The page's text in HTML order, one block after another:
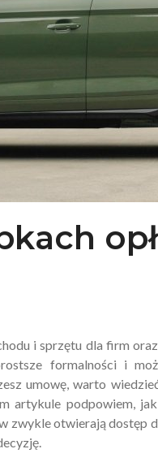
i sprzętu dla firm
formalności i
umowę, warto
artykule podpowiem,
zwykle otwierają dostęp